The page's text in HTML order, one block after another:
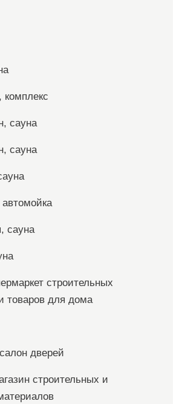
комплекс
сауна
сауна
сауна
строительных
товаров для дома
дверей
строительных и